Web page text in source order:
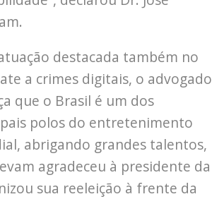
destacada também no
a crimes digitais, o advogado
que o Brasil é um dos
polos do entretenimento
abrigando grandes talentos,
agradeceu à presidente da
sua reeleição à frente da